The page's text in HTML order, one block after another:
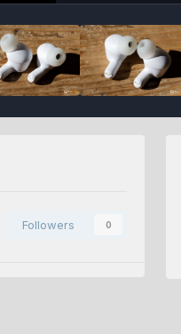
Followers 0